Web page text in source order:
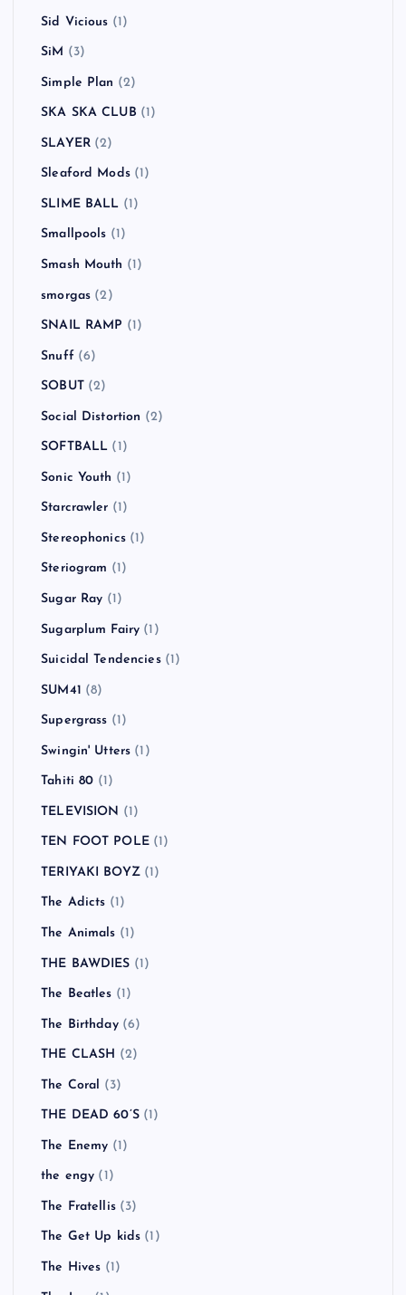
Sid Vicious (1)
SiM (3)
Simple Plan (2)
SKA SKA CLUB (1)
SLAYER(2)
Sleaford Mods(1)
SLIME BALL (1)
Smallpools (1)
Smash Mouth (1)
smorgas (2)
SNAIL RAMP (1)
Snuff (6)
SOBUT(2)
Social Distortion (2)
SOFTBALL (1)
Sonic Youth (1)
Starcrawler (1)
Stereophonics(1)
Steriogram (1)
Sugar Ray (1)
Sugarplum Fairy (1)
Suicidal Tendencies(1)
SUM41 (8)
Supergrass (1)
Swingin' Utters (1)
Tahiti 80 (1)
TELEVISION (1)
TEN FOOT POLE(1)
TERIYAKI BOYZ(1)
The Adicts (1)
The Animals (1)
THE BAWDIES (1)
The Beatles (1)
The Birthday(6)
THE CLASH (2)
The Coral (3)
THE DEAD 60’S(1)
The Enemy (1)
the engy (1)
The Fratellis(3)
The Get Up kids (1)
The Hives (1)